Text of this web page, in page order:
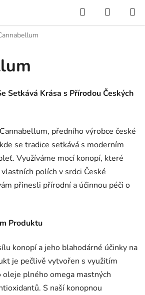
Hledat
KOŠÍK
Setkává Krása s Přírodou Českých
předního výrobce české
se tradice setkává s moderním
Využíváme mocí konopí, které
polích v srdci České
přinesli přírodní a účinnou péči o
Produktu
konopí a jeho blahodárné účinky na
je pečlivě vytvořen s využitím
plného omega mastných
S naší konopnou